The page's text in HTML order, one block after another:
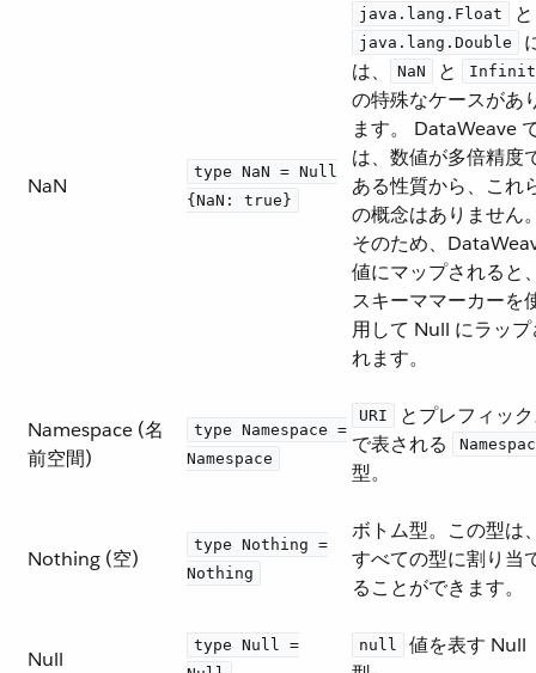
NaN
type NaN = Null
{NaN: true}
java.lang.Float
java.lang.Double
は、​
NaN ​ と ​ Infinit
の特殊なケースがあ
ます。 DataWeave
は、数値が多倍精度
ある性質から、これ
の概念はありません
そのため、
値にマップされると
スキーママーカーを
用して Null にラップ
れます。
Namespace (名
前空間)
type Namespace =
Namespace
URI
とプレフィッ
で表される ​
型。
Nothing (空)
type Nothing =
Nothing
ボトム型。この型は
すべての型に割り当
ることができます。
Null
type Null =
null
​ 値を表す Null